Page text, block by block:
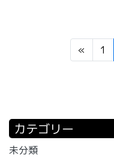
« 1
カテゴリー
未分類